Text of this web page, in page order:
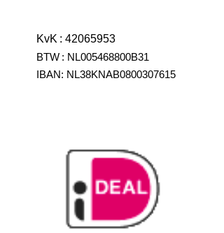
KvK : 42065953
BTW : NL005468800B31
IBAN: NL38KNAB0800307615